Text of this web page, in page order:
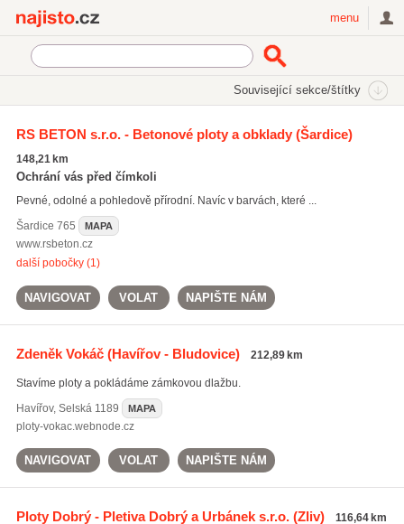
menu
Související sekce/štítky
Stavba a dodávky plotů a pletiv
RS BETON s.r.o. - Betonové ploty a obklady(Šardice)
148,21 km
Ochrání vás před čímkoli
Pevné, odolné a pohledově přírodní. Navíc v barvách, které ...
Šardice 765 MAPA
www.rsbeton.cz
další pobočky (1)
NAVIGOVAT VOLAT NAPIŠTE NÁM
Zdeněk Vokáč(Havířov - Bludovice) 212,89 km
Stavíme ploty a pokládáme zámkovou dlažbu.
Havířov, Selská 1189 MAPA
ploty-vokac.webnode.cz
NAVIGOVAT VOLAT NAPIŠTE NÁM
Ploty Dobrý - Pletiva Dobrý a Urbánek s.r.o.(Zliv) 116,64 km